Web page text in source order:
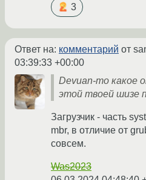
3
Ответ на: комментарий от
03:39:33 +00:00
Devuan-то какое
этой твоей шизе
Загрузчик - часть
mbr, в отличие от
совсем.
Was2023